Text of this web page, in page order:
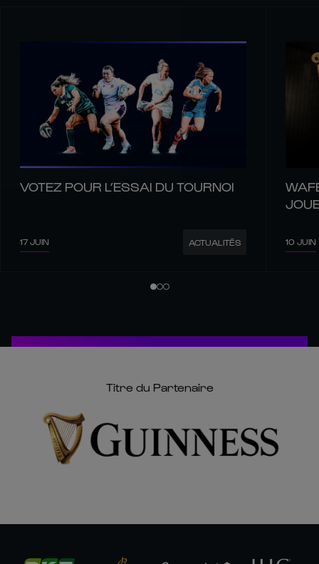
VOTEZ POUR L’ESSAI DU TOURNOI
17 JUIN ACTUALITÉS 10 JUIN
Titre du Partenaire